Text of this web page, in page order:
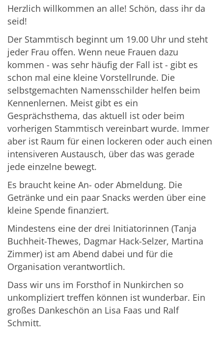
Herzlich willkommen an alle! Schön, dass ihr da
seid!
Der Stammtisch beginnt um 19.00 Uhr und steht
jeder Frau offen. Wenn neue Frauen dazu
kommen - was sehr häufig der Fall ist - gibt es
schon mal eine kleine Vorstellrunde. Die
selbstgemachten Namensschilder helfen beim
Kennenlernen. Meist gibt es ein
Gesprächsthema, das aktuell ist oder beim
vorherigen Stammtisch vereinbart wurde. Immer
aber ist Raum für einen lockeren oder auch einen
intensiveren Austausch, über das was gerade
jede einzelne bewegt.
Es braucht keine An- oder Abmeldung. Die
Getränke und ein paar Snacks werden über eine
kleine Spende finanziert.
Mindestens eine der drei Initiatorinnen (Tanja
Buchheit-Thewes, Dagmar Hack-Selzer, Martina
Zimmer) ist am Abend dabei und für die
Organisation verantwortlich.
Dass wir uns im Forsthof in Nunkirchen so
unkompliziert treffen können ist wunderbar. Ein
großes Dankeschön an Lisa Faas und Ralf
Schmitt.